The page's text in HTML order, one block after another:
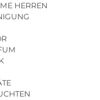
HERREN